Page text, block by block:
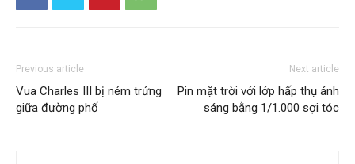
Previous article
Vua Charles III bị ném trứng
giữa đường phố
Next article
Pin mặt trời với lớp hấp thụ ánh
sáng bằng 1/1.000 sợi tóc